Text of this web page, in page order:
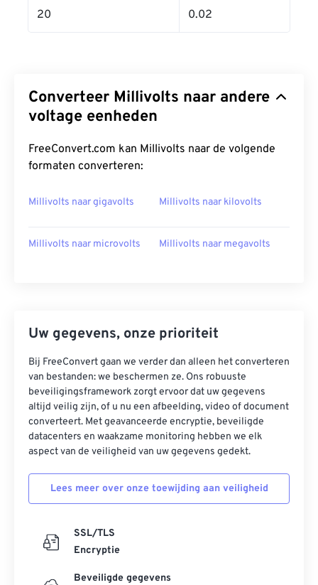
20 0.02
Converteer Millivolts naar andere
voltage eenheden
FreeConvert.com kan Millivolts naar de volgende
formaten converteren:
Millivolts naar gigavolts Millivolts naar kilovolts
Millivolts naar microvolts Millivolts naar megavolts
Uw gegevens, onze prioriteit
Bij FreeConvert gaan we verder dan alleen het converteren
van bestanden: we beschermen ze. Ons robuuste
beveiligingsframework zorgt ervoor dat uw gegevens
altijd veilig zijn, of u nu een afbeelding, video of document
converteert. Met geavanceerde encryptie, beveiligde
datacenters en waakzame monitoring hebben we elk
aspect van de veiligheid van uw gegevens gedekt.
Lees meer over onze toewijding aan veiligheid
SSL/TLS
Encryptie
Beveiligde gegevens